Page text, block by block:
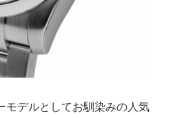
モデルとしてお馴染みの人気